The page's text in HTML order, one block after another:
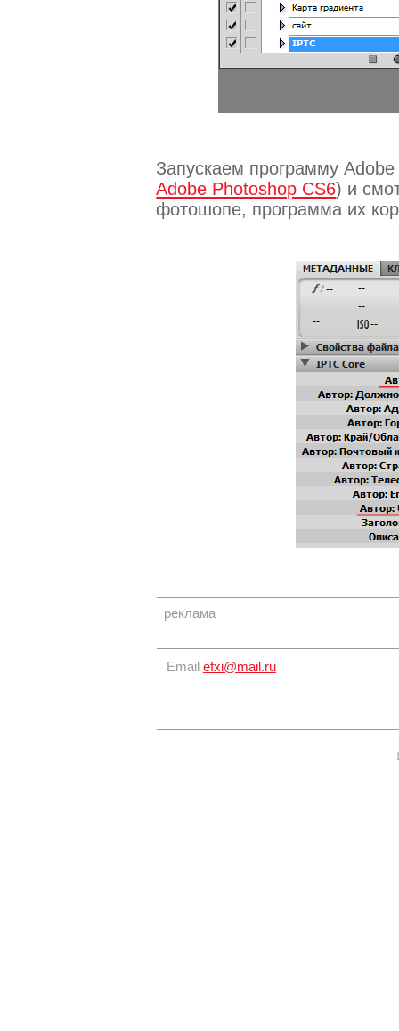
Запускаем программу
Adobe Photoshop CS6) и
фотошопе, программа их
реклама
Email efxi@mail.ru